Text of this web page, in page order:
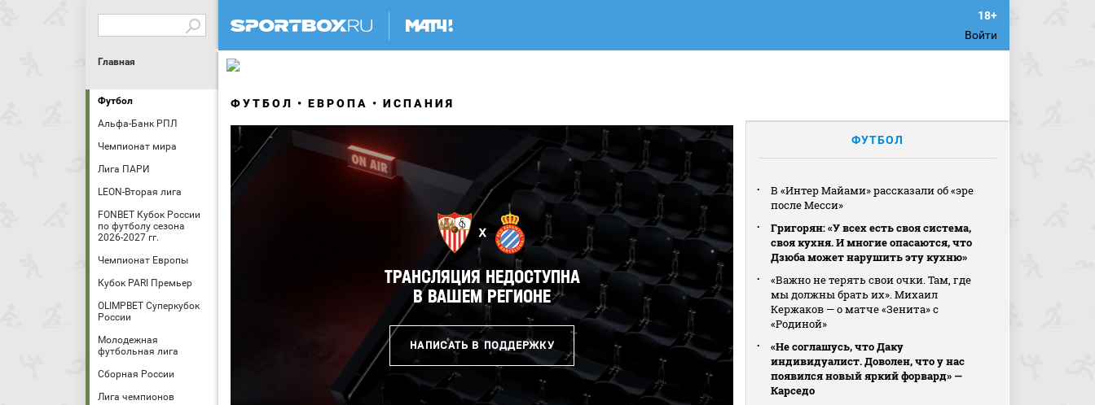
Войти
Главная
Футбол
Альфа-Банк РПЛ
Чемпионат мира
Лига ПАРИ
LEON-Вторая лига
FONBET Кубок России
по футболу сезона
2026-2027 гг.
Чемпионат Европы
Кубок PARI Премьер
OLIMPBET Суперкубок
России
Молодежная
футбольная лига
Сборная России
Лига чемпионов
ФУТБОЛ ЕВРОПА ИСПАНИЯ
ФУТБОЛ
В «Интер Майами» рассказали об «эре
после Месси»
Григорян: «У всех есть своя система,
своя кухня. И многие опасаются, что
Дзюба может нарушить эту кухню»
«Важно не терять свои очки. Там, где
мы должны брать их». Михаил
Кержаков — о матче «Зенита» с
«Родиной»
«Не соглашусь, что Даку
индивидуалист. Доволен, что у нас
появился новый яркий форвард» —
Карседо